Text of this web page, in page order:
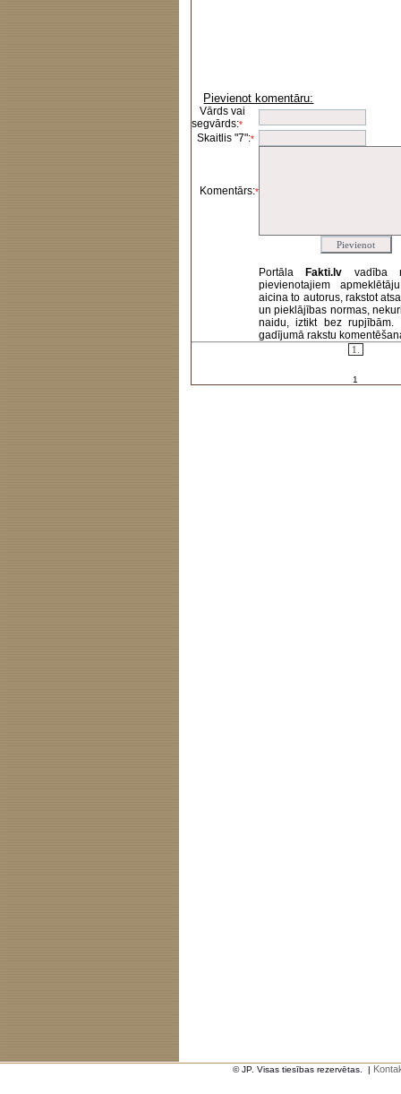
Pievienot komentāru:
Vārds vai
segvārds:*
Skaitlis "7":*
Komentārs:*
Portāla Fakti.lv vadība
pievienotajiem
aicina to autorus, rakstot
un pieklājības normas,
naidu, iztikt bez rupjībām.
gadījumā rakstu
1.
1
© JP. Visas tiesības rezervētas. |